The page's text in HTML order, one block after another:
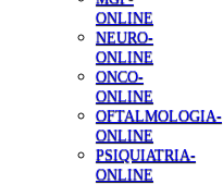
ONLINE
NEURO-
ONLINE
ONCO-
ONLINE
OFTALMOLOGIA-
ONLINE
PSIQUIATRIA-
ONLINE